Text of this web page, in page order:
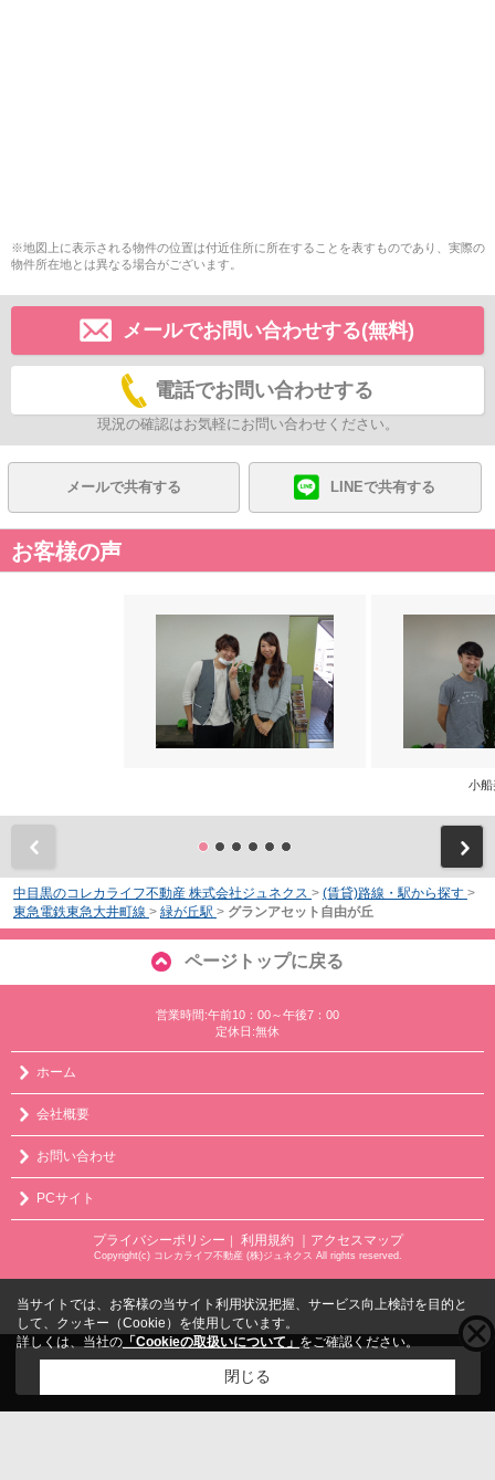
※地図上に表示される物件の位置は付近住所に所在することを表すものであり、実際の
物件所在地とは異なる場合がございます。
メールでお問い合わせする(無料)
電話でお問い合わせする
現況の確認はお気軽にお問い合わせください。
メールで共有する LINEで共有する
お客様の声
小船
中目黒のコレカライフ不動産 株式会社ジュネクス > (賃貸)路線・駅から探す >
東急電鉄東急大井町線 > 緑が丘駅 > グランアセット自由が丘
ページトップに戻る
営業時間:午前10：00～午後7：00
定休日:無休
ホーム
会社概要
お問い合わせ
PCサイト
プライバシーポリシー 利用規約 ｜アクセスマップ
Copyright(c) コレカライフ不動産 (株)ジュネクス All rights reserved.
こちらの物件をご覧の方にお勧めな物件
当サイトでは、お客様の当サイト利用状況把握、サービス向上検討を目的と
して、クッキー（Cookie）を使用しています。
詳しくは、当社の 「Cookieの取扱いについて」 をご確認ください。
閉じる